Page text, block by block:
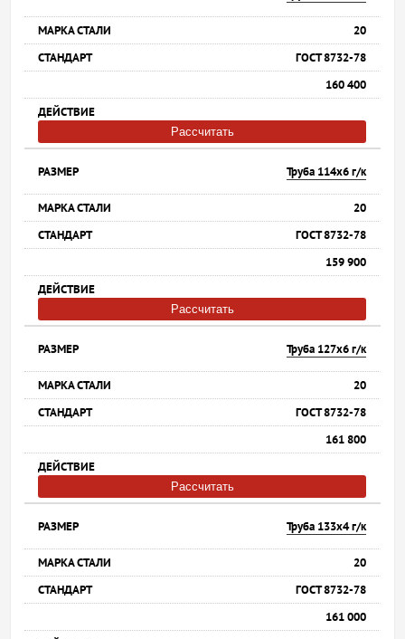
20
ГОСТ 8732-78
160 400
Рассчитать
Труба 114х6 г/к
20
ГОСТ 8732-78
159 900
Рассчитать
Труба 127х6 г/к
20
ГОСТ 8732-78
161 800
Рассчитать
Труба 133х4 г/к
20
ГОСТ 8732-78
161 000